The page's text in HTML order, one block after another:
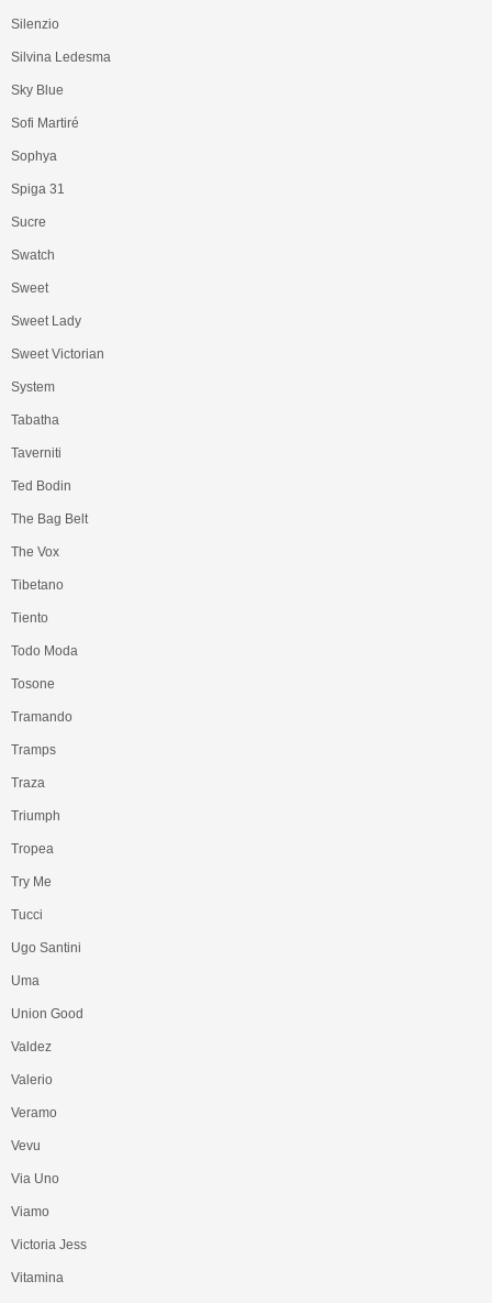
Silenzio
Silvina Ledesma
Sky Blue
Sofi Martiré
Sophya
Spiga 31
Sucre
Swatch
Sweet
Sweet Lady
Sweet Victorian
System
Tabatha
Taverniti
Ted Bodin
The Bag Belt
The Vox
Tibetano
Tiento
Todo Moda
Tosone
Tramando
Tramps
Traza
Triumph
Tropea
Try Me
Tucci
Ugo Santini
Uma
Union Good
Valdez
Valerio
Veramo
Vevu
Via Uno
Viamo
Victoria Jess
Vitamina